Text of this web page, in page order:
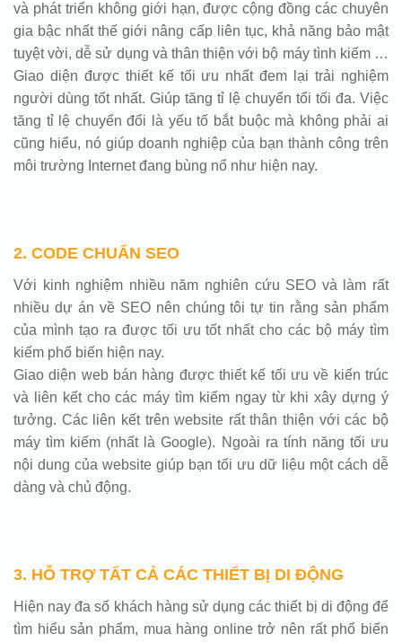
và phát triển không giới hạn, được cộng đồng các chuyên
gia bậc nhất thế giới nâng cấp liên tục, khả năng bảo mật
tuyệt vời, dễ sử dụng và thân thiện với bộ máy tình kiếm …
Giao diện được thiết kế tối ưu nhất đem lại trải nghiệm
người dùng tốt nhất. Giúp tăng tỉ lệ chuyển tổi tối đa. Việc
tăng tỉ lệ chuyển đổi là yếu tố bắt buộc mà không phải ai
cũng hiểu, nó giúp doanh nghiệp của bạn thành công trên
môi trường Internet đang bùng nổ như hiện nay.
2. CODE CHUẨN SEO
Với kinh nghiệm nhiều năm nghiên cứu SEO và làm rất
nhiều dự án về SEO nên chúng tôi tự tin rằng sản phẩm
của mình tạo ra được tối ưu tốt nhất cho các bộ máy tìm
kiếm phổ biến hiện nay.
Giao diện web bán hàng được thiết kế tối ưu về kiến trúc
và liên kết cho các máy tìm kiếm ngay từ khi xây dựng ý
tưởng. Các liên kết trên website rất thân thiện với các bộ
máy tìm kiếm (nhất là Google). Ngoài ra tính năng tối ưu
nội dung của website giúp bạn tối ưu dữ liệu một cách dễ
dàng và chủ động.
3. HỖ TRỢ TẤT CẢ CÁC THIẾT BỊ DI ĐỘNG
Hiện nay đa số khách hàng sử dụng các thiết bị di động để
tìm hiểu sản phẩm, mua hàng online trở nên rất phổ biến